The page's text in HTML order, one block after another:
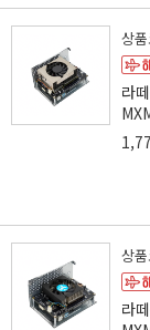
상
라
상
라